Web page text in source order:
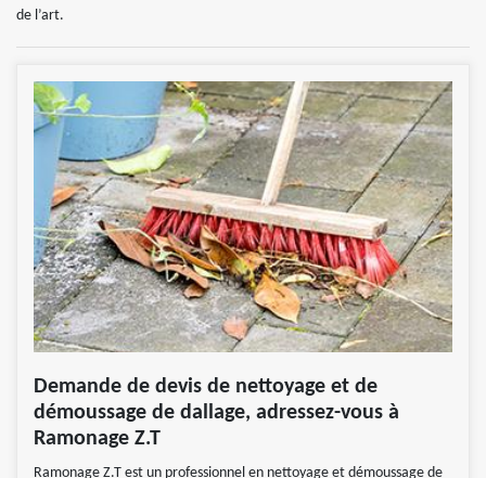
de l’art.
Demande de devis de nettoyage et de
démoussage de dallage, adressez-vous à
Ramonage Z.T
Ramonage Z.T est un professionnel en nettoyage et démoussage de